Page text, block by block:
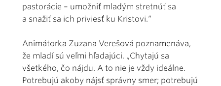
pastorácie – umožniť mladým stretnúť sa
a snažiť sa ich priviesť ku Kristovi.“
Animátorka Zuzana Verešová poznamenáva,
že mladí sú veľmi hľadajúci. „Chytajú sa
všetkého, čo nájdu. A to nie je vždy ideálne.
Potrebujú akoby nájsť správny smer; potrebujú